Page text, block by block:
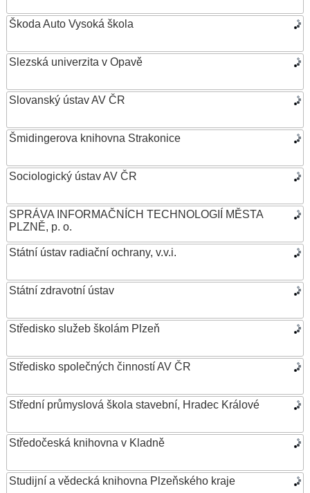
Škoda Auto Vysoká škola
Slezská univerzita v Opavě
Slovanský ústav AV ČR
Šmidingerova knihovna Strakonice
Sociologický ústav AV ČR
SPRÁVA INFORMAČNÍCH TECHNOLOGIÍ MĚSTA
PLZNĚ, p. o.
Státní ústav radiační ochrany, v.v.i.
Státní zdravotní ústav
Středisko služeb školám Plzeň
Středisko společných činností AV ČR
Střední průmyslová škola stavební, Hradec Králové
Středočeská knihovna v Kladně
Studijní a vědecká knihovna Plzeňského kraje